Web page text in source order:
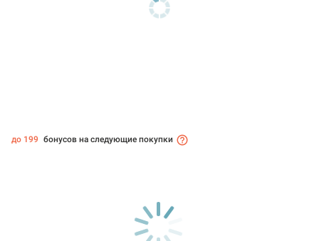
до 199 бонусов на следующие покупки